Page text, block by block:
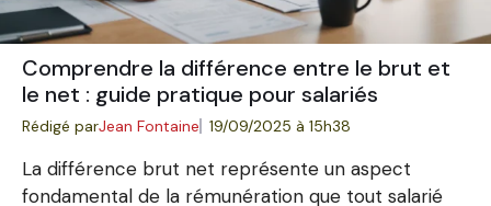
Comprendre la différence entre le brut et
le net : guide pratique pour salariés
Rédigé parJean Fontaine 19/09/2025 à 15h38
La différence brut net représente un aspect
fondamental de la rémunération que tout salarié